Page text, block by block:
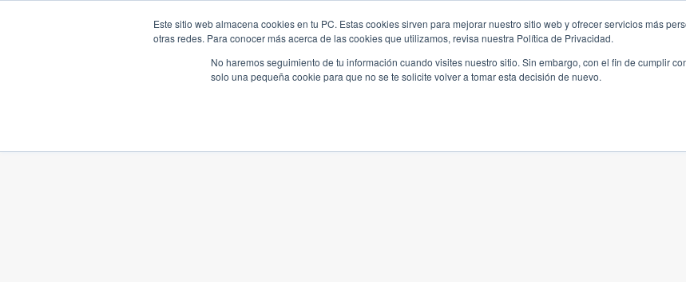
Este sitio web almacena cookies en tu PC. Estas cookies sirven para mejorar nuestro sitio web y ofrecer servicios más
otras redes. Para conocer más acerca de las cookies que utilizamos, revisa nuestra Política de Privacidad.
No haremos seguimiento de tu información cuando visites nuestro sitio. Sin embargo, con el fin de cumplir
solo una pequeña cookie para que no se te solicite volver a tomar esta decisión de nuevo.